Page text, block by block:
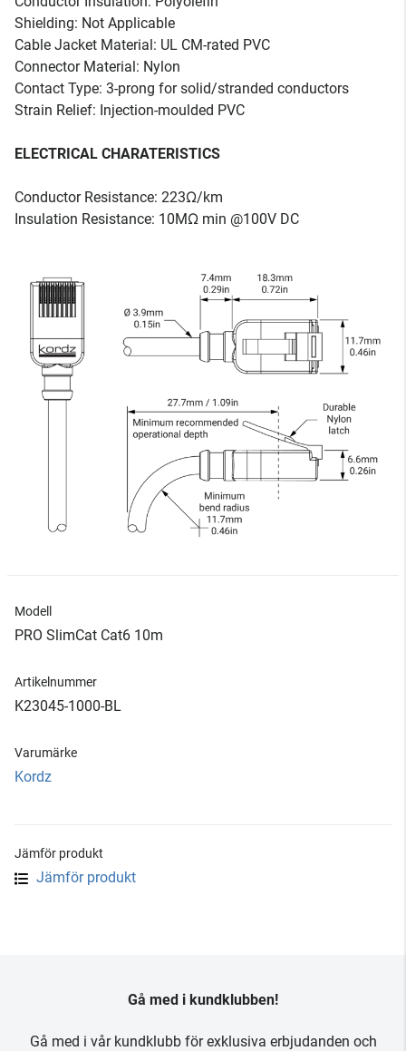
Shielding: Not Applicable
Cable Jacket Material: UL CM-rated PVC
Connector Material: Nylon
Contact Type: 3-prong for solid/stranded conductors
Strain Relief: Injection-moulded PVC
ELECTRICAL CHARATERISTICS
Conductor Resistance: 223Ω/km
Insulation Resistance: 10MΩ min @100V DC
Modell
PRO SlimCat Cat6 10m
Artikelnummer
K23045-1000-BL
Varumärke
Kordz
Jämför produkt
Jämför produkt
Gå med i kundklubben!
Gå med i vår kundklubb för exklusiva erbjudanden och